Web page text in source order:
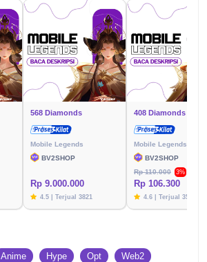
568 Diamonds
Mobile Legends
BV2SHOP
Rp 9.000.000
4.5 | Terjual 3821
408 Diamonds
Mobile Legends
BV2SHOP
Rp 110.000
3%
Rp 106.300
4.6 | Terjual 3576
Anime Hype Opt Web2